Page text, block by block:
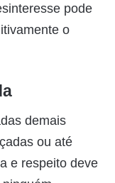
pode
o
demais
ou até
e respeito deve